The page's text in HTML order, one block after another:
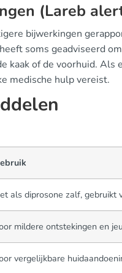
(Lareb
bijwerkingen
soms geadviseerd
kaak of de voorhuid.
medische hulp vereist.
als diprosone zalf, gebruikt
mildere ontstekingen en
vergelijkbare